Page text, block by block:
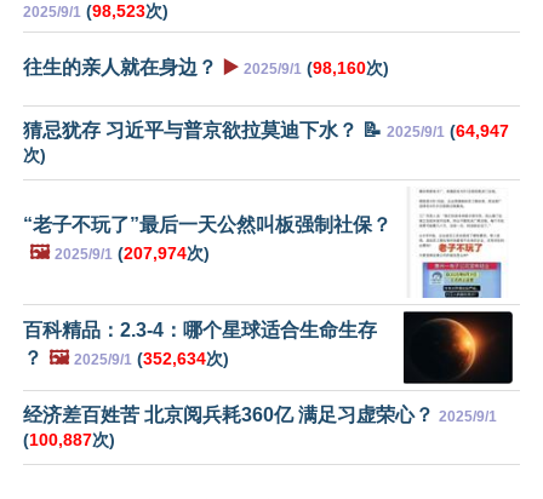
2025/9/1 (98,523次)
往生的亲人就在身边？ ▶️ 2025/9/1 (98,160次)
猜忌犹存 习近平与普京欲拉莫迪下水？ 📝 2025/9/1 (64,947
次)
“老子不玩了”最后一天公然叫板强制社保？
🖼️ 2025/9/1 (207,974次)
百科精品：2.3-4：哪个星球适合生命生存
？ 🖼️ 2025/9/1 (352,634次)
经济差百姓苦 北京阅兵耗360亿 满足习虚荣心？ 2025/9/1
(100,887次)